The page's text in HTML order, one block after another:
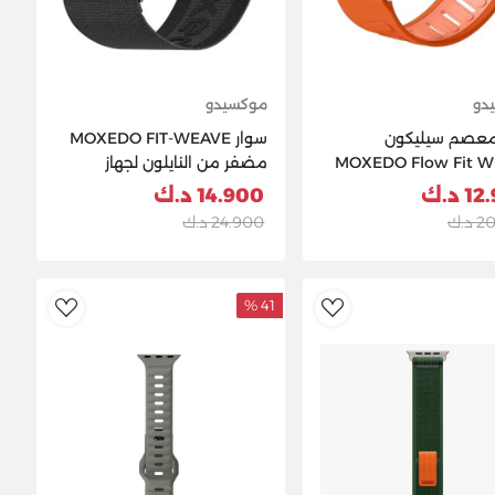
سيليكون
MOXEDO Flow Fit
د.ك
موكسيدو
سوار MOXEDO FIT-WEAVE
مضفر من النايلون لجهاز
Whoop 5.0 - أسود
14.900 د.ك
24.900 د.ك
AddToWishlist
41 %